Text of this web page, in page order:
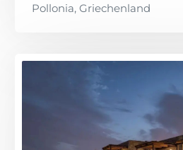
Pollonia, Griechenland